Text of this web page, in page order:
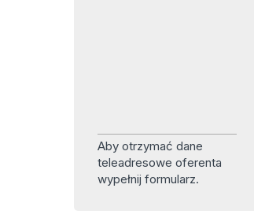
Aby otrzymać dane
teleadresowe oferenta
wypełnij formularz.